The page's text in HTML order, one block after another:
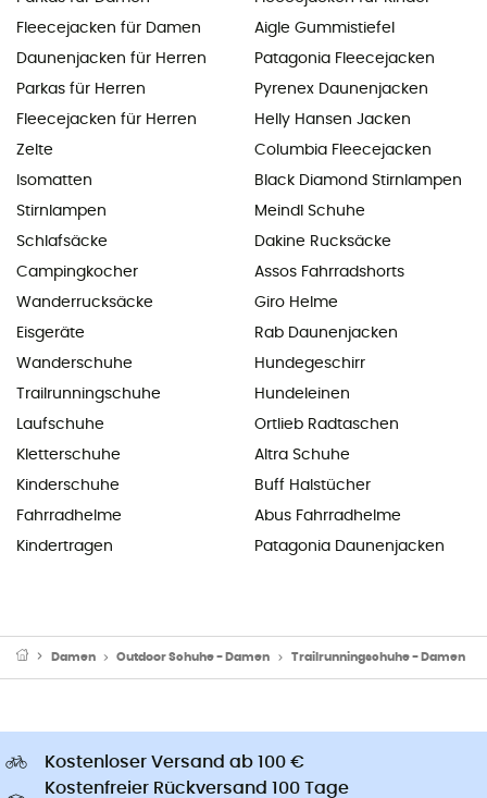
Fleecejacken für Damen
Daunenjacken für Herren
Parkas für Herren
Fleecejacken für Herren
Zelte
Isomatten
Stirnlampen
Schlafsäcke
Campingkocher
Wanderrucksäcke
Eisgeräte
Wanderschuhe
Trailrunningschuhe
Laufschuhe
Kletterschuhe
Kinderschuhe
Fahrradhelme
Kindertragen
Aigle Gummistiefel
Patagonia Fleecejacken
Pyrenex Daunenjacken
Helly Hansen Jacken
Columbia Fleecejacken
Black Diamond Stirnlampen
Meindl Schuhe
Dakine Rucksäcke
Assos Fahrradshorts
Giro Helme
Rab Daunenjacken
Hundegeschirr
Hundeleinen
Ortlieb Radtaschen
Altra Schuhe
Buff Halstücher
Abus Fahrradhelme
Patagonia Daunenjacken
Damen Outdoor Schuhe - Damen Trailrunningschuhe - Damen
Kostenloser Versand ab 100 €
Kostenfreier Rückversand 100 Tage